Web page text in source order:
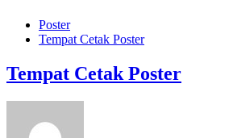
Poster
Tempat Cetak Poster
Tempat Cetak Poster